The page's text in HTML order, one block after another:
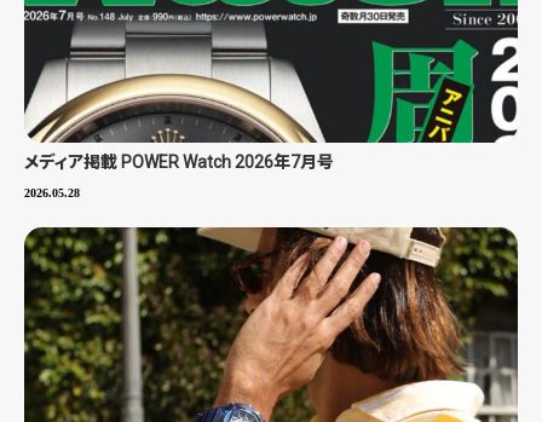
メディア掲載 POWER Watch 2026年7月号
2026.05.28